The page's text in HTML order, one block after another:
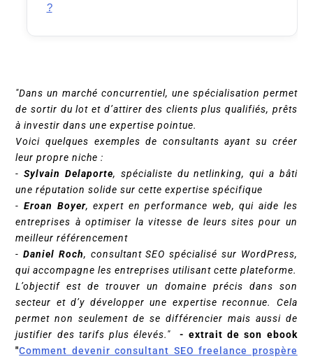
?
"Dans un marché concurrentiel, une spécialisation permet
de sortir du lot et d’attirer des clients plus qualifiés, prêts
à investir dans une expertise pointue.
Voici quelques exemples de consultants ayant su créer
leur propre niche :
-Sylvain Delaporte, spécialiste du netlinking, qui a bâti
une réputation solide sur cette expertise spécifique
- Eroan Boyer, expert en performance web, qui aide les
entreprises à optimiser la vitesse de leurs sites pour un
meilleur référencement
-Daniel Roch, consultant SEO spécialisé sur WordPress,
qui accompagne les entreprises utilisant cette plateforme.
L’objectif est de trouver un domaine précis dans son
secteur et d’y développer une expertise reconnue. Cela
permet non seulement de se différencier mais aussi de
justifier des tarifs plus élevés." - extrait de son ebook
"Comment devenir consultant SEO freelance prospère